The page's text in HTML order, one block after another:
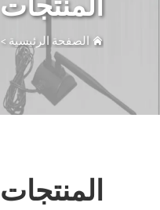
المنتجات
الصفحة الرئيسية >
المنتجات